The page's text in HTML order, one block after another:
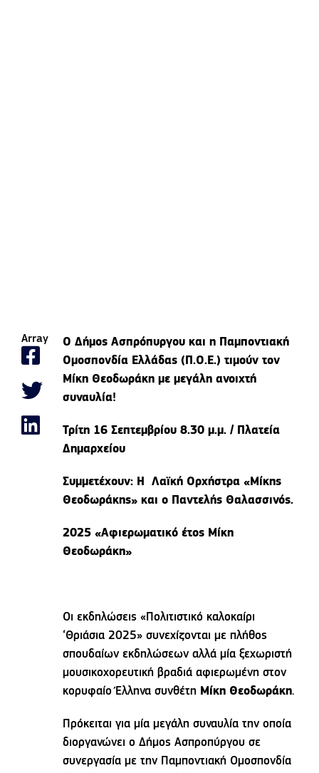
Array
Ο Δήμος Ασπρόπυργου και η Παμποντιακή
Ομοσπονδία Ελλάδας (Π.Ο.Ε.) τιμούν τον
Μίκη Θεοδωράκη με μεγάλη ανοιχτή
συναυλία!
Τρίτη 16 Σεπτεμβρίου 8.30 μ.μ. / Πλατεία
Δημαρχείου
Συμμετέχουν: H Λαϊκή Ορχήστρα «Μίκης
Θεοδωράκης» και ο Παντελής Θαλασσινός.
2025 «Αφιερωματικό έτος Μίκη
Θεοδωράκη»
Οι εκδηλώσεις «Πολιτιστικό καλοκαίρι
‘Θριάσια 2025» συνεχίζονται με πλήθος
σπουδαίων εκδηλώσεων αλλά μία ξεχωριστή
μουσικοχορευτική βραδιά αφιερωμένη στον
κορυφαίο Έλληνα συνθέτη Μίκη Θεοδωράκη.
Πρόκειται για μία μεγάλη συναυλία την οποία
διοργανώνει ο Δήμος Ασπροπύργου σε
συνεργασία με την Παμποντιακή Ομοσπονδία